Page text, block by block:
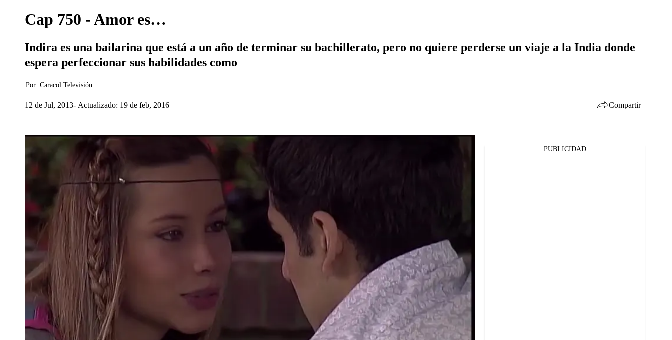
Cap 750 - Amor es…
Indira es una bailarina que está a un año de terminar su bachillerato, pero no quiere perderse un viaje a la India donde
espera perfeccionar sus habilidades como
Por: Caracol Televisión
12 de Jul, 2013 Actualizado: 19 de feb, 2016 Compartir
PUBLICIDAD